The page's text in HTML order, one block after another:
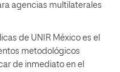
agencias multilaterales
de UNIR México es el
metodológicos
de inmediato en el